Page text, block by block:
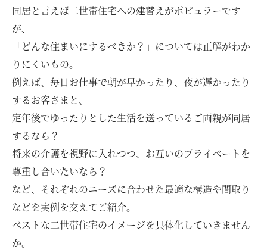
同居と言えば二世帯住宅への建替えがポピュラーです
が、
「どんな住まいにするべきか？」については正解がわか
りにくいもの。
例えば、毎日お仕事で朝が早かったり、夜が遅かったり
するお客さまと、
定年後でゆったりとした生活を送っているご両親が同居
するなら？
将来の介護を視野に入れつつ、お互いのプライベートを
尊重し合いたいなら？
など、それぞれのニーズに合わせた最適な構造や間取り
などを実例を交えてご紹介。
ベストな二世帯住宅のイメージを具体化していきません
か。